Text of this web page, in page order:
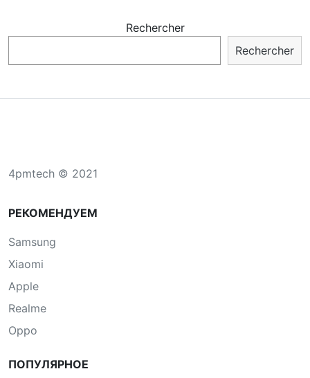
Rechercher
Rechercher
4pmtech © 2021
РЕКОМЕНДУЕМ
Samsung
Xiaomi
Apple
Realme
Oppo
ПОПУЛЯРНОЕ